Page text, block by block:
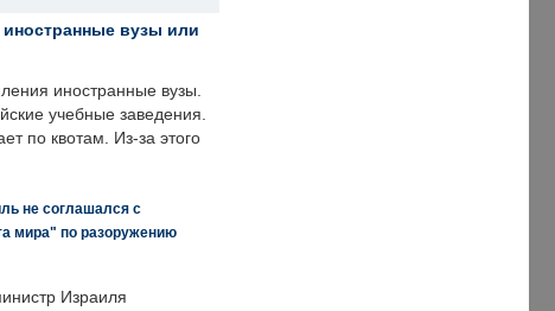
вузы или
иностранные вузы.
учебные заведения.
по квотам. Из-за этого
не соглашался с
мира" по разоружению
Израиля